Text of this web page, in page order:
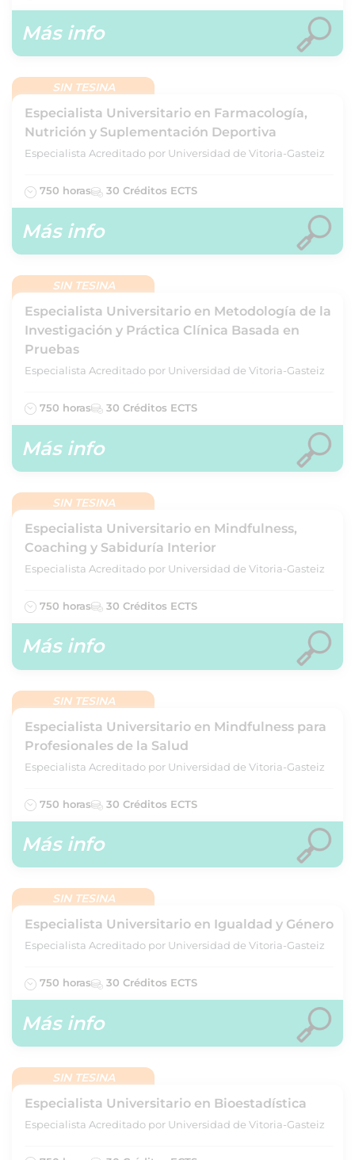
Más info
SIN TESINA
Especialista Universitario en Farmacología,
Nutrición y Suplementación Deportiva
Especialista Acreditado por Universidad de Vitoria-Gasteiz
750 horas 30 Créditos ECTS
Más info
SIN TESINA
Especialista Universitario en Metodología de la
Investigación y Práctica Clínica Basada en
Pruebas
Especialista Acreditado por Universidad de Vitoria-Gasteiz
750 horas 30 Créditos ECTS
Más info
SIN TESINA
Especialista Universitario en Mindfulness,
Coaching y Sabiduría Interior
Especialista Acreditado por Universidad de Vitoria-Gasteiz
750 horas 30 Créditos ECTS
Más info
SIN TESINA
Especialista Universitario en Mindfulness para
Profesionales de la Salud
Especialista Acreditado por Universidad de Vitoria-Gasteiz
750 horas 30 Créditos ECTS
Más info
SIN TESINA
Especialista Universitario en Igualdad y Género
Especialista Acreditado por Universidad de Vitoria-Gasteiz
750 horas 30 Créditos ECTS
Más info
SIN TESINA
Especialista Universitario en Bioestadística
Especialista Acreditado por Universidad de Vitoria-Gasteiz